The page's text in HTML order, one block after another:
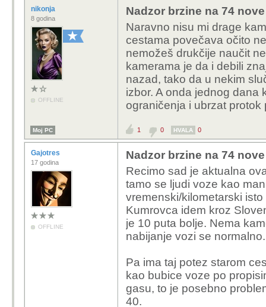
Dobar vozač ne
situacija je bitno
je 60-70, pa svi
Karlovac -
70. A s druge
ograničenje,
nema ko u
naselje, škola,
ceste), onda
i ramena zbog
mogu voziti.
strance da rade
i spriječiti
je kvalitetnija
katastrofa, stalno
ograničenje, oni
vozača. To je
Možda u nekim
jedan kvalitetni
koja je svaki
nikonja
8 godina
OFFLINE
Nadzor brzine na 74
Naravno nisu mi drage
cestama povečava očito
nemožeš drukčije naučit
kamerama je da i debili
nazad, tako da u nekim
izbor. A onda jednog dana
ograničenja i ubrzat protok
Moj PC 1 0 HVALA 0
Gajotres
17 godina
OFFLINE
Nadzor brzine na 74
Recimo sad je aktualna
tamo se ljudi voze kao
vremenski/kilometarski
Kumrovca idem kroz
je 10 puta bolje. Nema
nabijanje vozi se
Pa ima taj potez starom
kao bubice voze po
gasu, to je posebno
40.